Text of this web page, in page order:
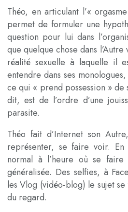
Théo, en articulant l’«
permet de formuler une
question pour lui dans
que quelque chose dans
réalité sexuelle à laquelle il
entendre dans ses
ce qui « prend possession »
dit, est de l’ordre d’une
parasite.
Théo fait d’Internet son
représenter, se faire voir.
normal à l’heure où se
généralisée. Des selfies, à
les Vlog (vidéo-blog) le sujet
du regard.